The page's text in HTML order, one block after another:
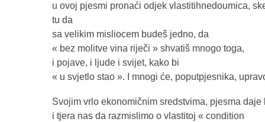
u ovoj pjesmi pronaći odjek vlastitihnedoumica,
tu da
sa velikim misliocem budeš jedno, da
« bez molitve vina riječi » shvatiš mnogo toga,
i pojave, i ljude i svijet, kako bi
« u svjetlo stao ». I mnogi će, poputpjesnika,
Svojim vrlo ekonomičnim sredstvima, pjesma
i tjera nas da razmislimo o vlastitoj « condition